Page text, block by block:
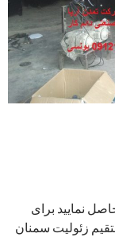
نمایید برای
زئولیت سمنان